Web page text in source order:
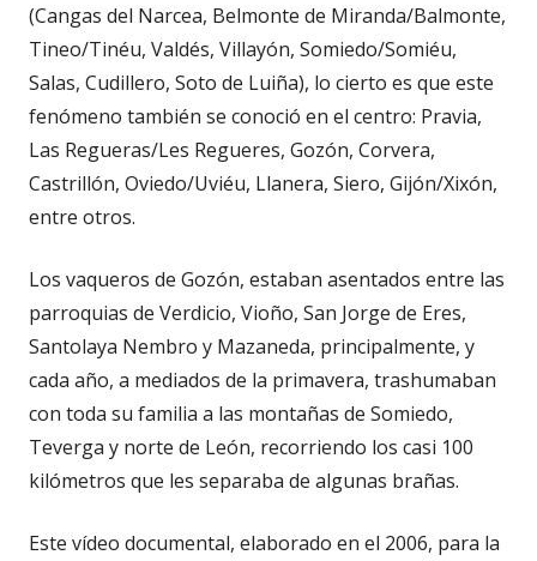
(Cangas del Narcea, Belmonte de Miranda/Balmonte,
Tineo/Tinéu, Valdés, Villayón, Somiedo/Somiéu,
Salas, Cudillero, Soto de Luiña), lo cierto es que este
fenómeno también se conoció en el centro: Pravia,
Las Regueras/Les Regueres, Gozón, Corvera,
Castrillón, Oviedo/Uviéu, Llanera, Siero, Gijón/Xixón,
entre otros.
Los vaqueros de Gozón, estaban asentados entre las
parroquias de Verdicio, Vioño, San Jorge de Eres,
Santolaya Nembro y Mazaneda, principalmente, y
cada año, a mediados de la primavera, trashumaban
con toda su familia a las montañas de Somiedo,
Teverga y norte de León, recorriendo los casi 100
kilómetros que les separaba de algunas brañas.
Este vídeo documental, elaborado en el 2006, para la